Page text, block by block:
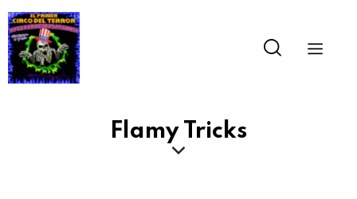
Flamy Tricks